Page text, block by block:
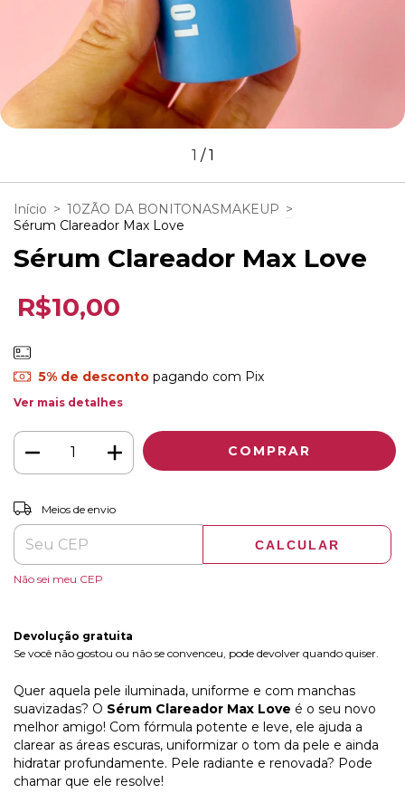
1 /1
Início > 10ZÃO DA BONITONASMAKEUP >
Sérum Clareador Max Love
Sérum Clareador Max Love
R$10,00
5% de descontopagando com Pix
Ver mais detalhes
Entregas para o CEP:
Meios de envio
CALCULAR
Não sei meu CEP
Devolução gratuita
Se você não gostou ou não se convenceu, pode devolver quando quiser.
Quer aquela pele iluminada, uniforme e com manchas
suavizadas? O Sérum Clareador Max Love é o seu novo
melhor amigo! Com fórmula potente e leve, ele ajuda a
clarear as áreas escuras, uniformizar o tom da pele e ainda
hidratar profundamente. Pele radiante e renovada? Pode
chamar que ele resolve!